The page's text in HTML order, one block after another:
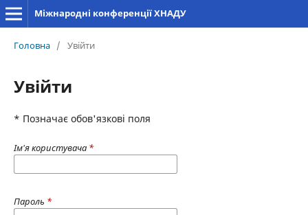
Міжнародні конференції ХНАДУ
Головна / Увійти
Увійти
* Позначає обов'язкові поля
Ім'я користувача *
Пароль *